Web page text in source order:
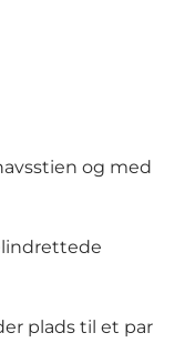
og med
plads til et par